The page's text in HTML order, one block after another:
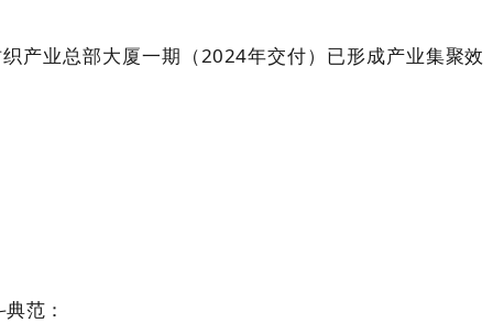
产业总部大厦一期（2024年交付）已形成产业集聚效
范：